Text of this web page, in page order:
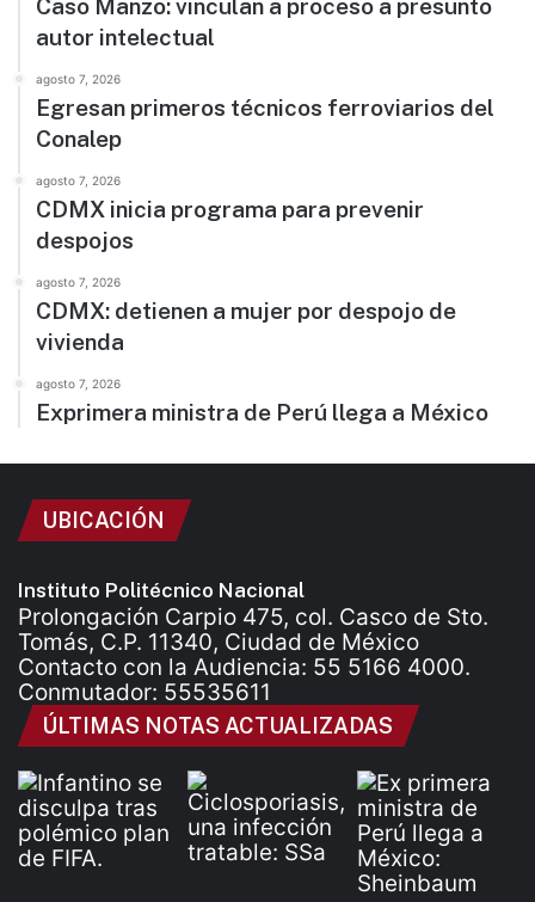
Caso Manzo: vinculan a proceso a presunto
autor intelectual
agosto 7, 2026
Egresan primeros técnicos ferroviarios del
Conalep
agosto 7, 2026
CDMX inicia programa para prevenir
despojos
agosto 7, 2026
CDMX: detienen a mujer por despojo de
vivienda
agosto 7, 2026
Exprimera ministra de Perú llega a México
UBICACIÓN
Instituto Politécnico Nacional
Prolongación Carpio 475, col. Casco de Sto.
Tomás, C.P. 11340, Ciudad de México
Contacto con la Audiencia: 55 5166 4000.
Conmutador: 55535611
ÚLTIMAS NOTAS ACTUALIZADAS